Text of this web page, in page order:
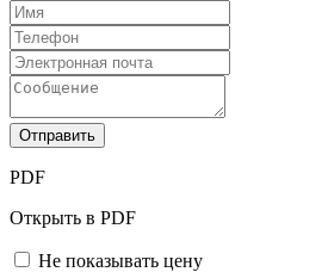
Отправить
PDF
Открыть в PDF
Не показывать цену